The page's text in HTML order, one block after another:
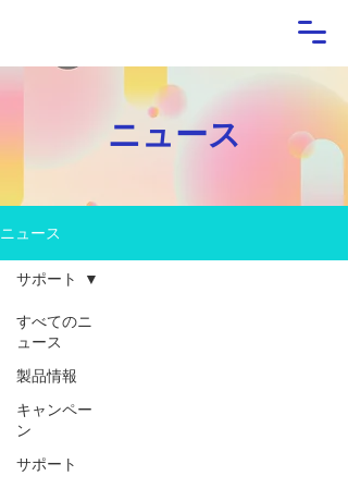
ニュース
ニュース
すべてのニ
ュース
製品情報
キャンペー
ン
サポート
サポート